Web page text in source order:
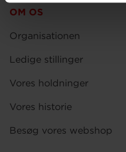
OM OS
Organisationen
Ledige stillinger
Vores holdninger
Vores historie
Besøg vores webshop